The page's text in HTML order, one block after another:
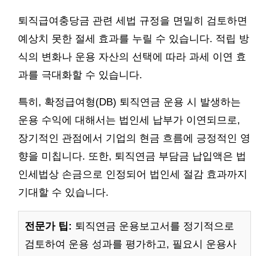
퇴직급여충당금 관련 세법 규정을 면밀히 검토하면
예상치 못한 절세 효과를 누릴 수 있습니다. 적립 방
식의 변화나 운용 자산의 선택에 따라 과세 이연 효
과를 극대화할 수 있습니다.
특히, 확정급여형(DB) 퇴직연금 운용 시 발생하는
운용 수익에 대해서는 법인세 납부가 이연되므로,
장기적인 관점에서 기업의 현금 흐름에 긍정적인 영
향을 미칩니다. 또한, 퇴직연금 부담금 납입액은 법
인세법상 손금으로 인정되어 법인세 절감 효과까지
기대할 수 있습니다.
전문가 팁: 퇴직연금 운용보고서를 정기적으로
검토하여 운용 성과를 평가하고, 필요시 운용사